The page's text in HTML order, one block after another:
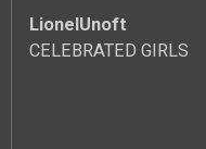
LionelUnoft
CELEBRATED GIRLS